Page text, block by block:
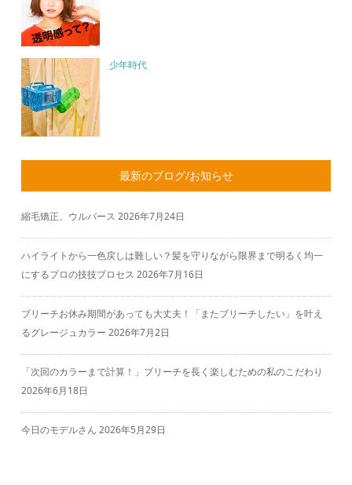
少年時代
最新のブログ/お知らせ
縮毛矯正、ウルバース 2026年7月24日
ハイライトから一色戻しは難しい？髪を守りながら限界まで明るく均一
にするプロの技技プロセス 2026年7月16日
ブリーチお休み期間があっても大丈夫！「またブリーチしたい」を叶え
るグレージュカラー 2026年7月2日
「次回のカラーまで計算！」ブリーチを長く楽しむための私のこだわり
2026年6月18日
今日のモデルさん 2026年5月29日